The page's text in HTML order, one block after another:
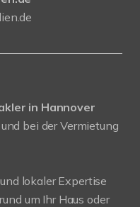
in Hannover
bei der Vermietung
lokaler Expertise
um Ihr Haus oder